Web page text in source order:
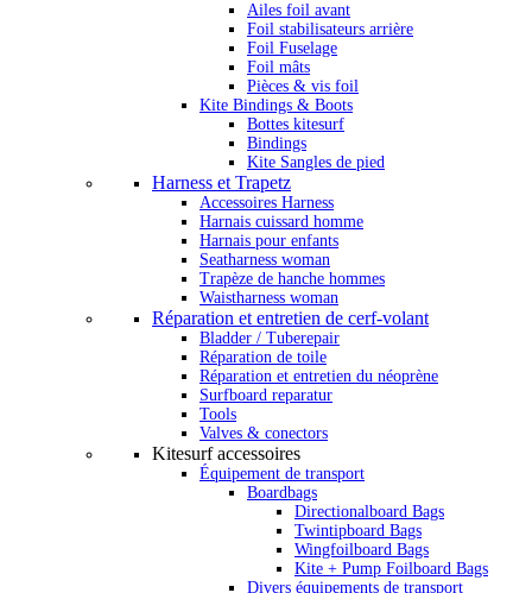
Ailes foil avant
Foil stabilisateurs arrière
Foil Fuselage
Foil mâts
Pièces & vis foil
Kite Bindings & Boots
Bottes kitesurf
Bindings
Kite Sangles de pied
Harness et Trapetz
Accessoires Harness
Harnais cuissard homme
Harnais pour enfants
Seatharness woman
Trapèze de hanche hommes
Waistharness woman
Réparation et entretien de cerf-volant
Bladder / Tuberepair
Réparation de toile
Réparation et entretien du néoprène
Surfboard reparatur
Tools
Valves & conectors
Kitesurf accessoires
Équipement de transport
Boardbags
Directionalboard Bags
Twintipboard Bags
Wingfoilboard Bags
Kite + Pump Foilboard Bags
Divers équipements de transport